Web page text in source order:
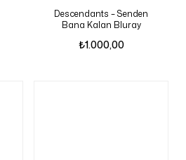
Descendants – Senden
Bana Kalan Bluray
₺1.000,00